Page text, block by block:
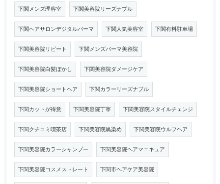
下関メンズ理容室 下関美容院リーズナブル
下関ヘアサロンデジタルパーマ 下関人気美容室 下関有料駐車場
下関美容院リピート 下関メンズパーマ美容院
下関美容院白髪ぼかし 下関美容院ダメージケア
下関美容院ショートヘア 下関カラーリーズナブル
下関カットが得意 下関美容院丁寧 下関美容院スタイルチェンジ
下関クチコミ喫茶店 下関美容院黒染め 下関美容院ウルフヘア
下関美容院カラーシャンプー 下関美容院ヘアマニキュア
下関美容院コスメストレート 下関市ヘアケア美容院